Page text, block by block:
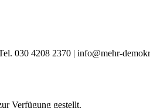
030 4208 2370 | info@mehr-
Verfügung gestellt.